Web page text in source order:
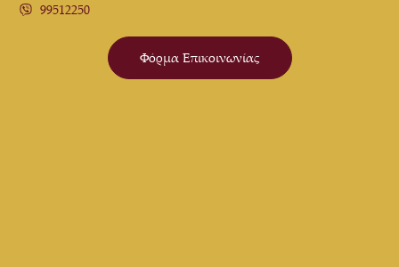
99512250
Φόρμα Επικοινωνίας